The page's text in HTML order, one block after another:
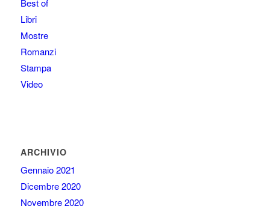
Best of
Libri
Mostre
Romanzi
Stampa
Video
ARCHIVIO
Gennaio 2021
Dicembre 2020
Novembre 2020